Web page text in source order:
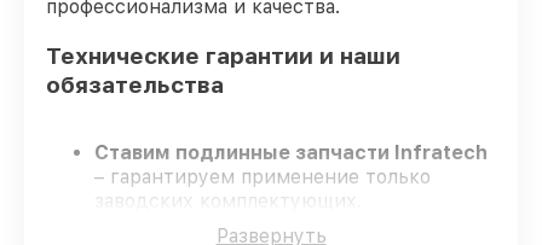
профессионализма и качества.
Технические гарантии и наши
обязательства
Ставим подлинные запчасти Infratech
– гарантируем применение только
заводских комплектующих.
Квалифицированные мастера
Развернуть